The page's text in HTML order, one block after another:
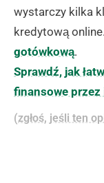
wystarczy kilka
kredytową online.
gotówkową.
Sprawdź, jak
finansowe
(zgłoś, jeśli ten